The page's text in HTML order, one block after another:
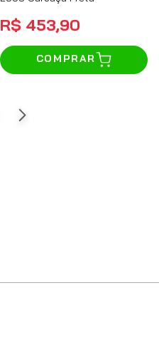
R$ 453,90
COMPRAR